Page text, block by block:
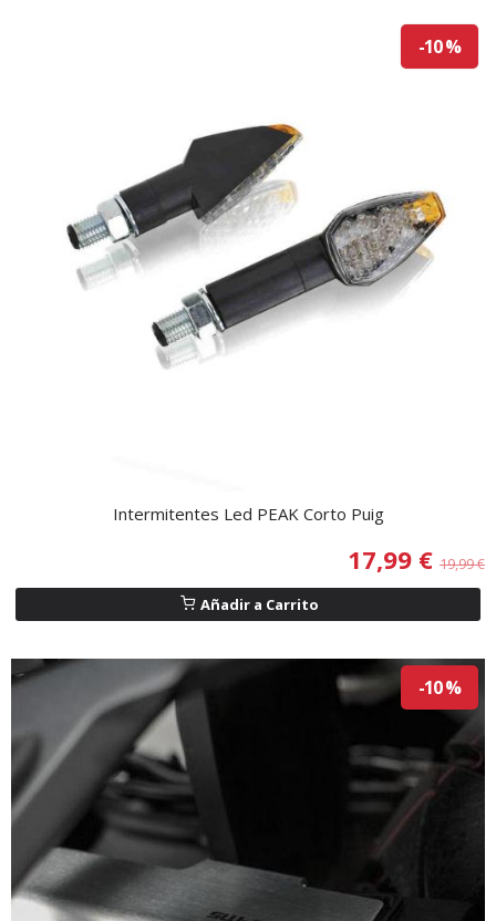
-10 %
Intermitentes Led PEAK Corto Puig
17,99 € 19,99 €
Añadir a Carrito
-10 %